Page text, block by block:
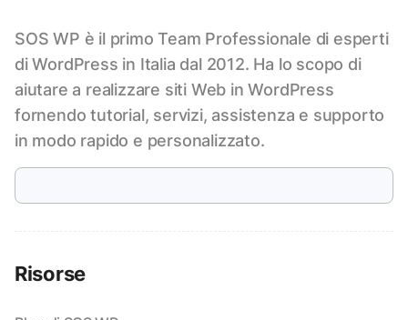
SOS WP è il primo Team Professionale di esperti
di WordPress in Italia dal 2012. Ha lo scopo di
aiutare a realizzare siti Web in WordPress
fornendo tutorial, servizi, assistenza e supporto
in modo rapido e personalizzato.
Risorse